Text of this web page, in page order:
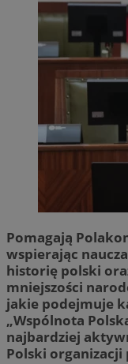
Pomagają
wspierając
historię polski
mniejszości
jakie podejmuje
„Wspólnota
najbardziej
Polski organizacji